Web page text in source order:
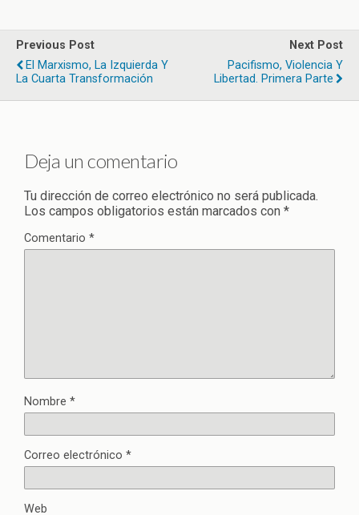
Previous Post
El Marxismo, La Izquierda Y
La Cuarta Transformación
Next Post
Pacifismo, Violencia Y
Libertad. Primera Parte
Deja un comentario
Tu dirección de correo electrónico no será publicada.
Los campos obligatorios están marcados con *
Comentario *
Nombre *
Correo electrónico *
Web